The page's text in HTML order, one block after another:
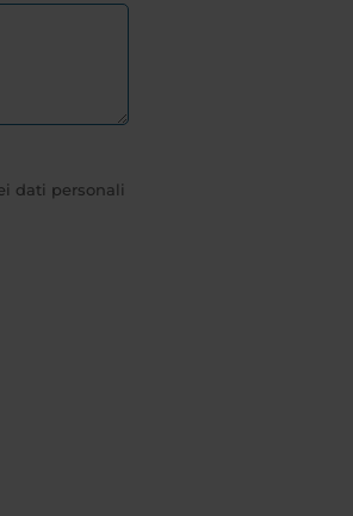
dati personali